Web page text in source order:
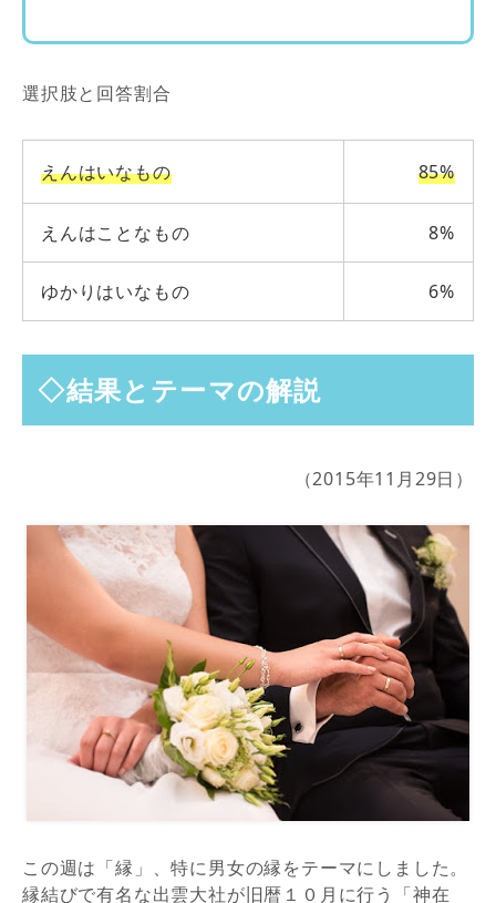
選択肢と回答割合
えんはいなもの 85%
えんはことなもの 8%
ゆかりはいなもの 6%
◇結果とテーマの解説
（2015年11月29日）
この週は「縁」、特に男女の縁をテーマにしました。
縁結びで有名な出雲大社が旧暦１０月に行う「神在